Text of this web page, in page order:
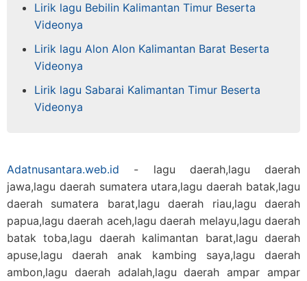
Lirik lagu Bebilin Kalimantan Timur Beserta
Videonya
Lirik lagu Alon Alon Kalimantan Barat Beserta
Videonya
Lirik lagu Sabarai Kalimantan Timur Beserta
Videonya
Adatnusantara.web.id - lagu daerah,lagu daerah
jawa,lagu daerah sumatera utara,lagu daerah batak,lagu
daerah sumatera barat,lagu daerah riau,lagu daerah
papua,lagu daerah aceh,lagu daerah melayu,lagu daerah
batak toba,lagu daerah kalimantan barat,lagu daerah
apuse,lagu daerah anak kambing saya,lagu daerah
ambon,lagu daerah adalah,lagu daerah ampar ampar